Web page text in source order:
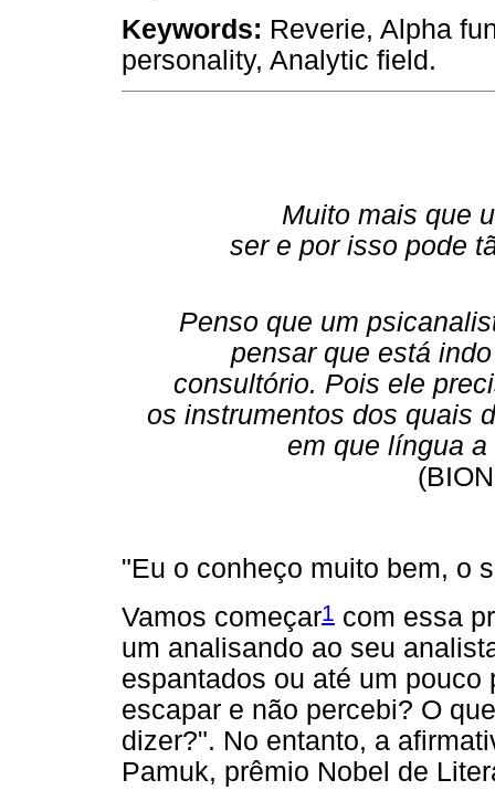
Keywords: Reverie, Alpha
personality, Analytic field.
Muito mais que
ser e por isso pode
Penso que um
pensar que está
consultório. Pois ele
os instrumentos dos quais
em que língua
"Eu o conheço muito bem, o
Vamos começar1 com essa
um analisando ao seu
espantados ou até um
escapar e não percebi? O
dizer?". No entanto, a
Pamuk, prêmio Nobel de